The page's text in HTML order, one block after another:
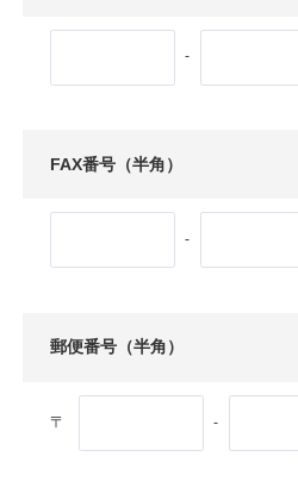
-
FAX番号（半角）
-
郵便番号（半角）
〒 -